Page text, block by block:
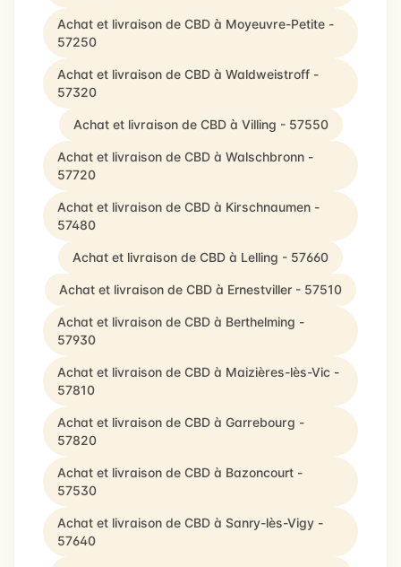
Achat et livraison de CBD à Moyeuvre-Petite -
57250
Achat et livraison de CBD à Waldweistroff -
57320
Achat et livraison de CBD à Villing - 57550
Achat et livraison de CBD à Walschbronn -
57720
Achat et livraison de CBD à Kirschnaumen -
57480
Achat et livraison de CBD à Lelling - 57660
Achat et livraison de CBD à Ernestviller - 57510
Achat et livraison de CBD à Berthelming -
57930
Achat et livraison de CBD à Maizières-lès-Vic -
57810
Achat et livraison de CBD à Garrebourg -
57820
Achat et livraison de CBD à Bazoncourt -
57530
Achat et livraison de CBD à Sanry-lès-Vigy -
57640